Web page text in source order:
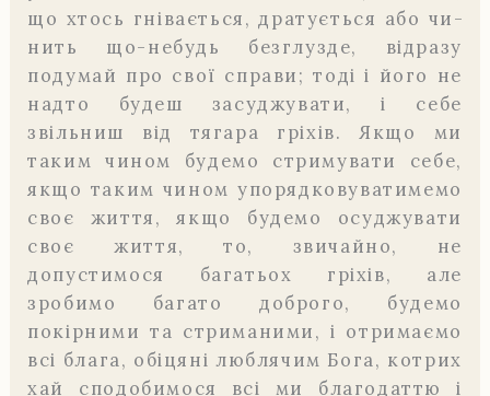
що хтось гнівається, дратується або чи­
нить що-небудь безглузде, відразу
подумай про свої справи; тоді і його не
надто будеш засуджувати, і себе
звільниш від тягара гріхів. Якщо ми
таким чином будемо стримувати себе,
якщо таким чином упорядковуватимемо
своє життя, якщо будемо осуджувати
своє життя, то, звичайно, не
допустимося багатьох гріхів, але
зробимо багато доброго, будемо
покірними та стриманими, і отримаємо
всі блага, обіцяні люблячим Бога, котрих
хай сподобимося всі ми благо­даттю і